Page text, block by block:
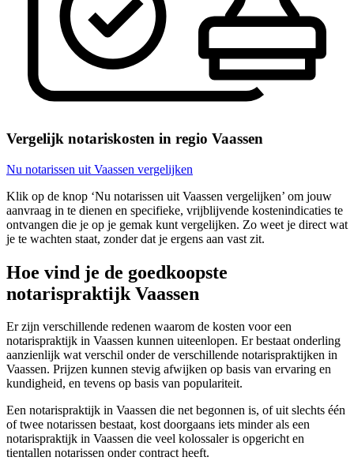
Vergelijk notariskosten in regio Vaassen
Nu notarissen uit Vaassen vergelijken
Klik op de knop ‘Nu notarissen uit Vaassen vergelijken’ om jouw
aanvraag in te dienen en specifieke, vrijblijvende kostenindicaties te
ontvangen die je op je gemak kunt vergelijken. Zo weet je direct wat
je te wachten staat, zonder dat je ergens aan vast zit.
Hoe vind je de goedkoopste
notarispraktijk Vaassen
Er zijn verschillende redenen waarom de kosten voor een
notarispraktijk in Vaassen kunnen uiteenlopen. Er bestaat onderling
aanzienlijk wat verschil onder de verschillende notarispraktijken in
Vaassen. Prijzen kunnen stevig afwijken op basis van ervaring en
kundigheid, en tevens op basis van populariteit.
Een notarispraktijk in Vaassen die net begonnen is, of uit slechts één
of twee notarissen bestaat, kost doorgaans iets minder als een
notarispraktijk in Vaassen die veel kolossaler is opgericht en
tientallen notarissen onder contract heeft.